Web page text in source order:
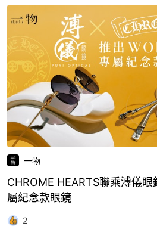
一物
CHROME HEARTS聯乘溥儀
屬紀念款眼鏡
2